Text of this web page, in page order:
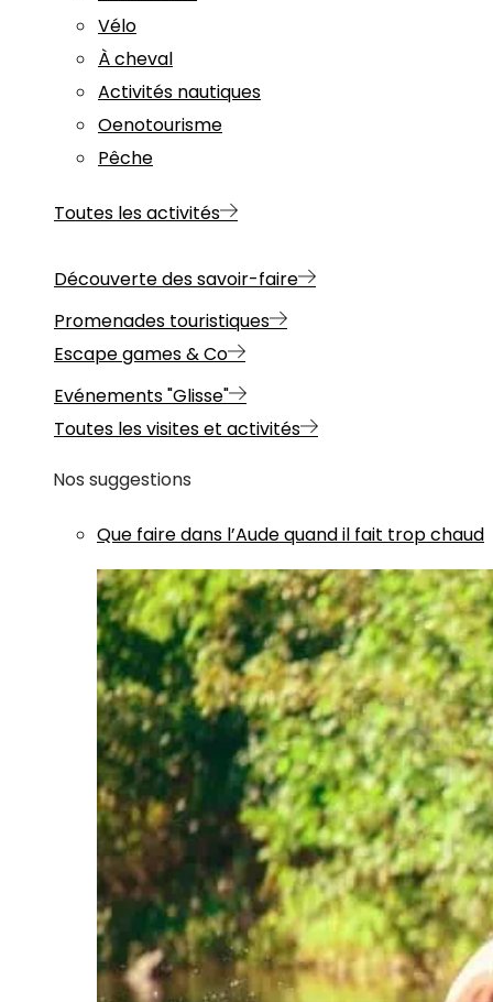
Vélo
À cheval
Activités nautiques
Oenotourisme
Pêche
Toutes les activités
Découverte des savoir-faire
Promenades touristiques
Escape games & Co
Evénements "Glisse"
Toutes les visites et activités
Nos suggestions
Que faire dans l’Aude quand il fait trop chaud